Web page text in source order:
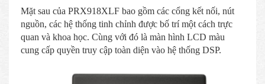
Mặt sau của PRX918XLF bao gồm các cổng kết nối, nút
nguồn, các hệ thống tinh chỉnh được bố trí một cách trực
quan và khoa học. Cùng với đó là màn hình LCD màu
cung cấp quyền truy cập toàn diện vào hệ thống DSP.